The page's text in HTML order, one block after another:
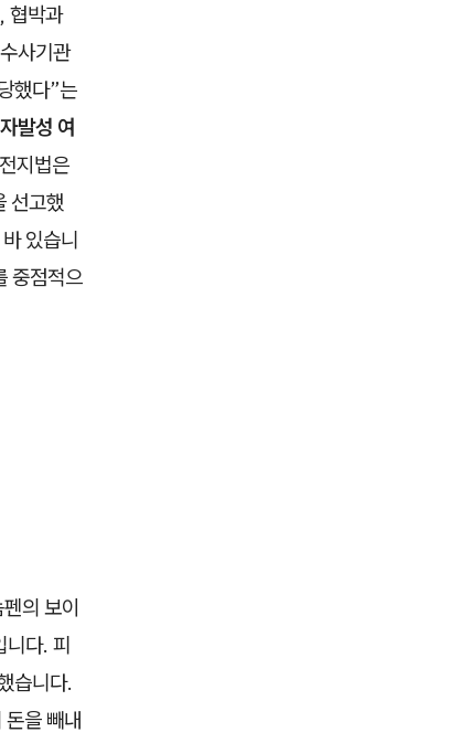
협박과
사기관
했다”는
발성 여
지법은
선고했
있습니
중점적으
의 보이
니다. 피
습니다.
돈을 빼내